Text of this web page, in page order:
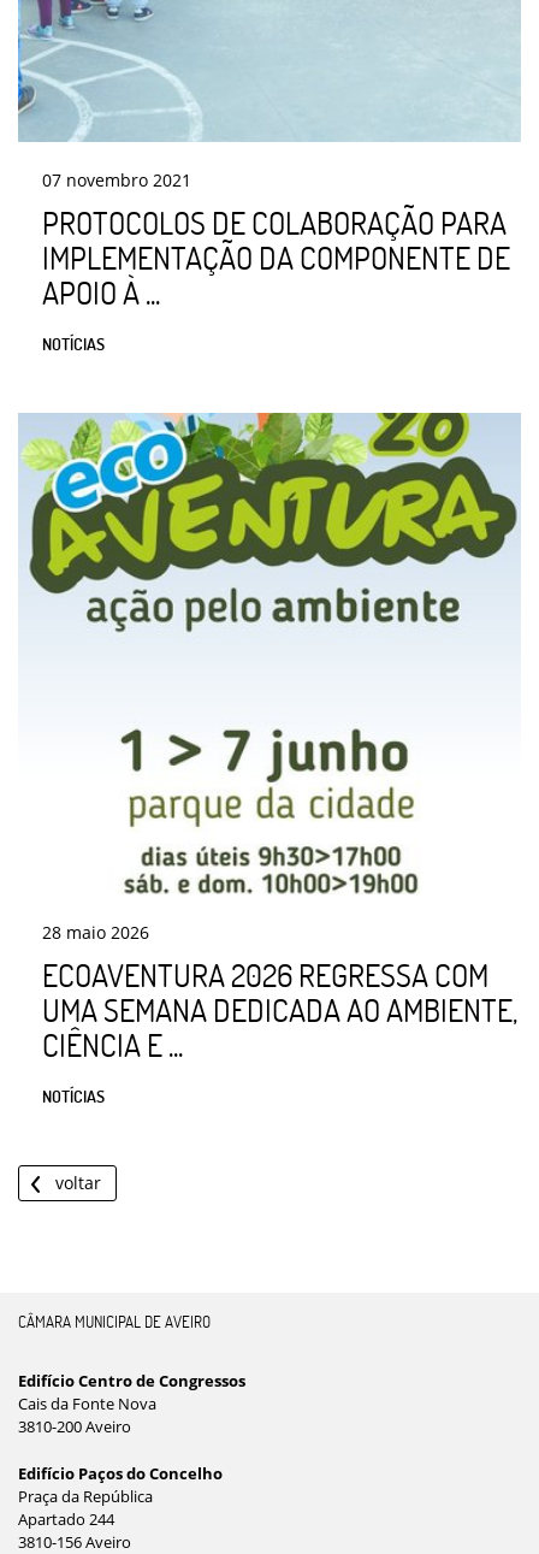
07 novembro 2021
PROTOCOLOS DE COLABORAÇÃO PARA
IMPLEMENTAÇÃO DA COMPONENTE DE
APOIO À ...
NOTÍCIAS
28 maio 2026
ECOAVENTURA 2026 REGRESSA COM
UMA SEMANA DEDICADA AO AMBIENTE,
CIÊNCIA E ...
NOTÍCIAS
voltar
CÂMARA MUNICIPAL DE AVEIRO
Edifício Centro de Congressos
Cais da Fonte Nova
3810-200 Aveiro
Edifício Paços do Concelho
Praça da República
Apartado 244
3810-156 Aveiro